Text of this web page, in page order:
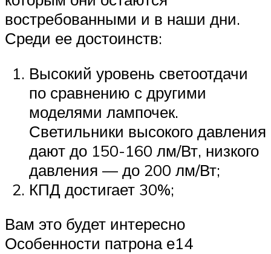
востребованными и в наши дни.
Среди ее достоинств:
Высокий уровень светоотдачи
по сравнению с другими
моделями лампочек.
Светильники высокого давления
дают до 150-160 лм/Вт, низкого
давления — до 200 лм/Вт;
КПД достигает 30%;
Вам это будет интересно
Особенности патрона е14